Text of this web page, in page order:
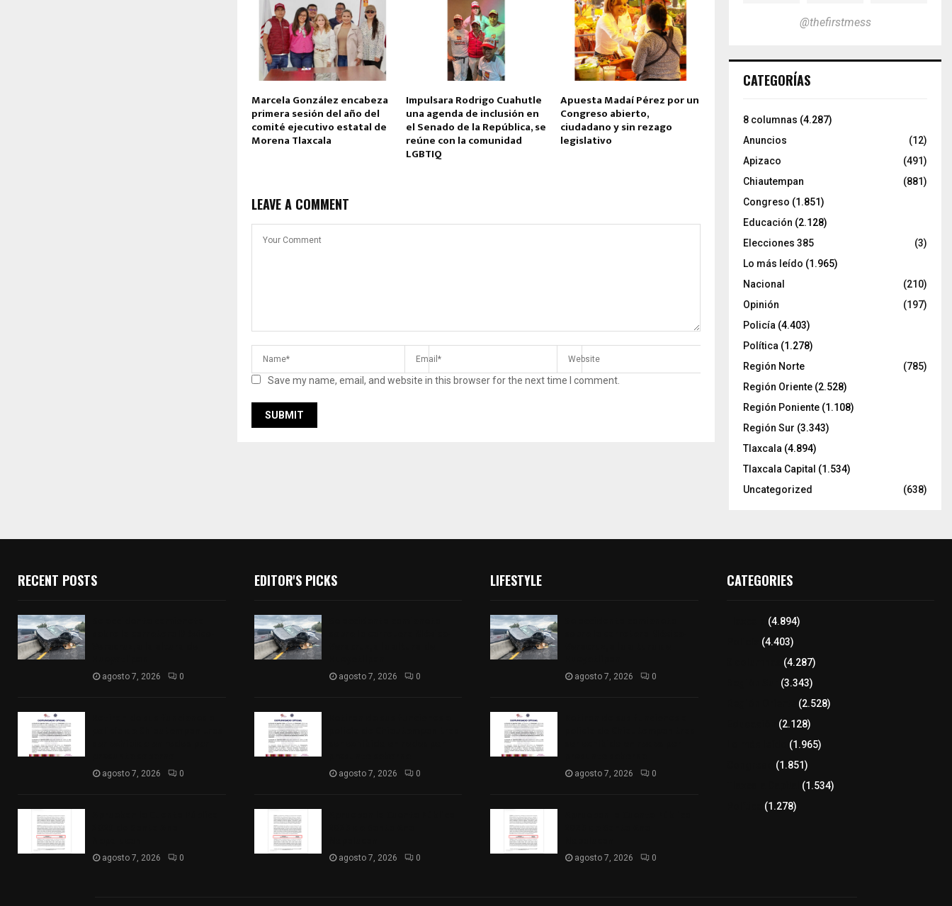
Marcela González encabeza
primera sesión del año del
comité ejecutivo estatal de
Morena Tlaxcala
Impulsara Rodrigo Cuahutle
una agenda de inclusión en
el Senado de la República, se
reúne con la comunidad
LGBTIQ
Apuesta Madaí Pérez por un
Congreso abierto,
ciudadano y sin rezago
legislativo
LEAVE A COMMENT
Save my name, email, and website in this browser for the next time I comment.
@thefirstmess
CATEGORÍAS
8 columnas (4.287)
Anuncios
(12)
Apizaco
(491)
Chiautempan
(881)
Congreso (1.851)
Educación (2.128)
Elecciones 385
(3)
Lo más leído (1.965)
Nacional
(210)
Opinión
(197)
Policía (4.403)
Política (1.278)
Región Norte
(785)
Región Oriente (2.528)
Región Poniente (1.108)
Región Sur (3.343)
Tlaxcala (4.894)
Tlaxcala Capital (1.534)
Uncategorized
(638)
RECENT POSTS
agosto 7, 2026 0
agosto 7, 2026 0
agosto 7, 2026 0
EDITOR'S PICKS
agosto 7, 2026 0
agosto 7, 2026 0
agosto 7, 2026 0
LIFESTYLE
agosto 7, 2026 0
agosto 7, 2026 0
agosto 7, 2026 0
CATEGORIES
(4.894)
(4.403)
(4.287)
(3.343)
(2.528)
(2.128)
(1.965)
(1.851)
(1.534)
(1.278)